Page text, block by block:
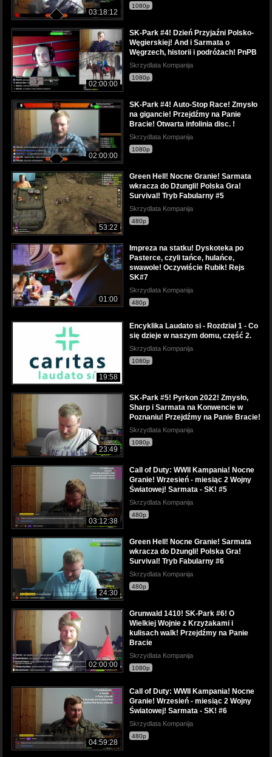
03:18:12
1080p
02:00:00
SK-Park #4! Dzień Przyjaźni Polsko-
Węgierskiej! And i Sarmata o
Węgrzech, historii i podróżach! PnPB
Skrzydlata Kompanija
1080p
02:00:00
SK-Park #4! Auto-Stop Race! Zmysło
na gigancie! Przejdźmy na Panie
Bracie! Otwarta infolinia disc. !
Skrzydlata Kompanija
1080p
53:22
Green Hell! Nocne Granie! Sarmata
wkracza do Dżungli! Polska Gra!
Survival! Tryb Fabularny #5
Skrzydlata Kompanija
480p
01:00
Impreza na statku! Dyskoteka po
Pasterce, czyli tańce, hulańce,
swawole! Oczywiście Rubik! Rejs
SK#7
Skrzydlata Kompanija
480p
19:58
Encyklika Laudato si - Rozdział 1 - Co
się dzieje w naszym domu, część 2.
Skrzydlata Kompanija
1080p
23:49
SK-Park #5! Pyrkon 2022! Zmysło,
Sharp i Sarmata na Konwencie w
Poznaniu! Przejdźmy na Panie Bracie!
Skrzydlata Kompanija
1080p
03:12:38
Call of Duty: WWII Kampania! Nocne
Granie! Wrzesień - miesiąc 2 Wojny
Światowej! Sarmata - SK! #5
Skrzydlata Kompanija
480p
24:30
Green Hell! Nocne Granie! Sarmata
wkracza do Dżungli! Polska Gra!
Survival! Tryb Fabularny #6
Skrzydlata Kompanija
480p
02:00:00
Grunwald 1410! SK-Park #6! O
Wielkiej Wojnie z Krzyżakami i
kulisach walk! Przejdźmy na Panie
Bracie
Skrzydlata Kompanija
1080p
04:59:28
Call of Duty: WWII Kampania! Nocne
Granie! Wrzesień - miesiąc 2 Wojny
Światowej! Sarmata - SK! #6
Skrzydlata Kompanija
480p